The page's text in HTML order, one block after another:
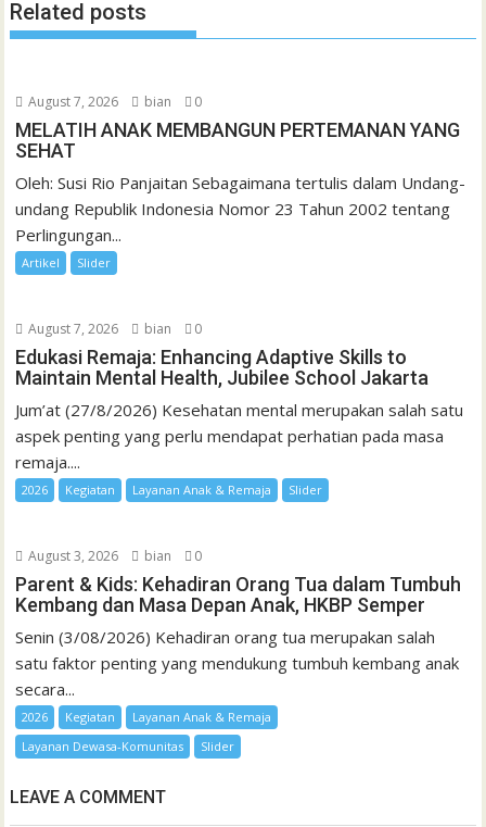
Related posts
August 7, 2026 bian 0
MELATIH ANAK MEMBANGUN PERTEMANAN YANG
SEHAT
Oleh: Susi Rio Panjaitan Sebagaimana tertulis dalam Undang-
undang Republik Indonesia Nomor 23 Tahun 2002 tentang
Perlingungan...
Artikel Slider
August 7, 2026 bian 0
Edukasi Remaja: Enhancing Adaptive Skills to
Maintain Mental Health, Jubilee School Jakarta
Jum’at (27/8/2026) Kesehatan mental merupakan salah satu
aspek penting yang perlu mendapat perhatian pada masa
remaja....
2026 Kegiatan Layanan Anak & Remaja Slider
August 3, 2026 bian 0
Parent & Kids: Kehadiran Orang Tua dalam Tumbuh
Kembang dan Masa Depan Anak, HKBP Semper
Senin (3/08/2026) Kehadiran orang tua merupakan salah
satu faktor penting yang mendukung tumbuh kembang anak
secara...
2026 Kegiatan
Layanan Anak & Remaja
Layanan Dewasa-Komunitas
Slider
LEAVE A COMMENT